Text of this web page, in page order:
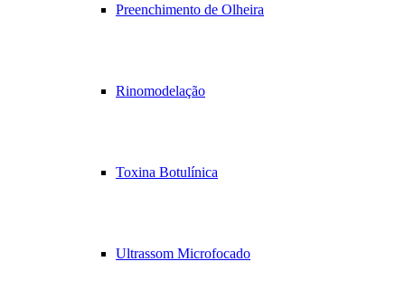
Preenchimento de Olheira
Rinomodelação
Toxina Botulínica
Ultrassom Microfocado